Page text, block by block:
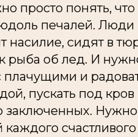
просто понять,
печалей. Люди
сидят в
рыба об лед. И
плачущими и
пускать под